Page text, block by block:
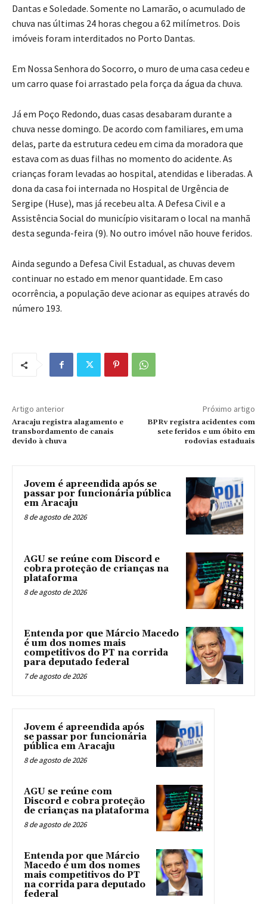
Dantas e Soledade. Somente no Lamarão, o acumulado de
chuva nas últimas 24 horas chegou a 62 milímetros. Dois
imóveis foram interditados no Porto Dantas.
Em Nossa Senhora do Socorro, o muro de uma casa cedeu e
um carro quase foi arrastado pela força da água da chuva.
Já em Poço Redondo, duas casas desabaram durante a
chuva nesse domingo. De acordo com familiares, em uma
delas, parte da estrutura cedeu em cima da moradora que
estava com as duas filhas no momento do acidente. As
crianças foram levadas ao hospital, atendidas e liberadas. A
dona da casa foi internada no Hospital de Urgência de
Sergipe (Huse), mas já recebeu alta. A Defesa Civil e a
Assistência Social do município visitaram o local na manhã
desta segunda-feira (9). No outro imóvel não houve feridos.
Ainda segundo a Defesa Civil Estadual, as chuvas devem
continuar no estado em menor quantidade. Em caso
ocorrência, a população deve acionar as equipes através do
número 193.
Artigo anterior
Aracaju registra alagamento e
transbordamento de canais
devido à chuva
Próximo artigo
BPRv registra acidentes com
sete feridos e um óbito em
rodovias estaduais
Jovem é apreendida após se
passar por funcionária pública
em Aracaju
8 de agosto de 2026
AGU se reúne com Discord e
cobra proteção de crianças na
plataforma
8 de agosto de 2026
Entenda por que Márcio Macedo
é um dos nomes mais
competitivos do PT na corrida
para deputado federal
7 de agosto de 2026
Jovem é apreendida após
se passar por funcionária
pública em Aracaju
8 de agosto de 2026
AGU se reúne com
Discord e cobra proteção
de crianças na plataforma
8 de agosto de 2026
Entenda por que Márcio
Macedo é um dos nomes
mais competitivos do PT
na corrida para deputado
federal